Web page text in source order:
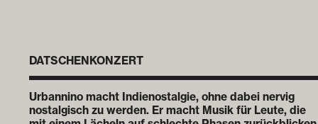
DATSCHENKONZERT
Urbannino macht Indienostalgie, ohne dabei nervig
nostalgisch zu werden. Er macht Musik für Leute, die